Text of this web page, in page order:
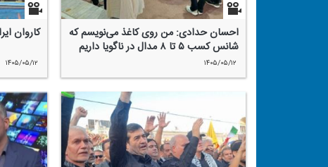
احسان حدادی: من روی كاغذ می‌نویسم كه
شانس كسب ۵ تا ۸ مدال در ناگویا داریم
۱۴۰۵/۰۵/۱۲
كاروان
۱۴۰۵/۰۵/۱۲